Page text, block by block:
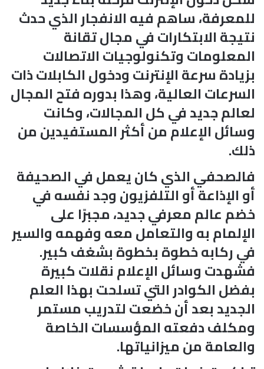
للمعرفة، ساهم فيه الانفجار الذي حدث
نتيجة الابتكارات في مجال تقانة
المعلومات وتكنولوجيات الاتصالات
بزيادة سرعة الإنترنت ودخول الكابلات ذات
السرعات العالية، وهذا بدوره فتح المجال
لعالم جديد في كل المجالات، وكانت
وسائل الإعلام من أكثر المستفيدين من
ذلك.
فالصحفي الذي كان يعمل في الصحيفة
أو الإذاعة أو التلفزيون وجد نفسه في
خضم عالم معرفي جديد، مجبرًا على
الإلمام به والتعامل معه وفهمه والسير
في ركابه خطوة بخطوة بشغف كبير.
فشهدت وسائل الإعلام نقلات كبيرة
بفضل الكوادر التي تسلحت بهذا العلم
الجديد بعد أن خضعت لتدريب مستمر
ومكلف دفعته المؤسسات الخاصة
والعامة من ميزانياتها.